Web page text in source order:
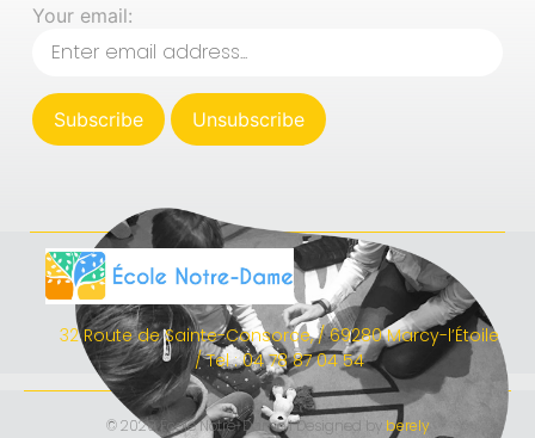
Your email:
32 Route de Sainte-Consorce, / 69280 Marcy-l’Étoile
/ Tel : 04 78 87 04 54
© 2020 École Notre-Dame I Designed by berely